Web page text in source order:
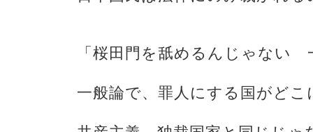
「桜田門を舐めるんじゃない
一般論で、罪人にする国がど